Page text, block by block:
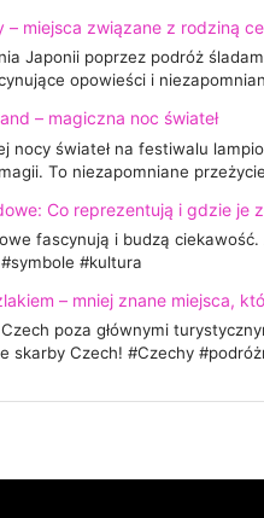
– miejsca związane z rodziną
Japonii poprzez podróż
opowieści i
– magiczna noc świateł
nocy świateł na festiwalu
To niezapomniane
Co reprezentują i gdzie je
fascynują i budzą
#kultura
– mniej znane miejsca,
poza głównymi
skarby Czech! #Czechy